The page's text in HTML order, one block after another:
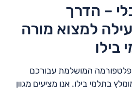
– הדרך
למצוא מורה
בילו
המושלמת עבורכם
בתלמי בילו. אנו מציעים מגוון